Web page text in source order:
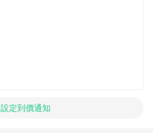
設定到價通知